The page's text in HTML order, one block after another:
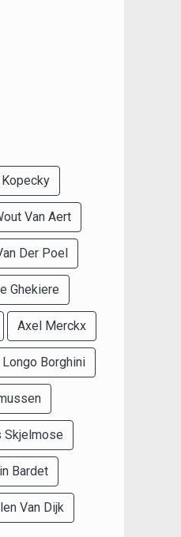
Van Aert
Der Poel
Ghekiere
Axel Merckx
Longo Borghini
Skjelmose
Bardet
Van Dijk